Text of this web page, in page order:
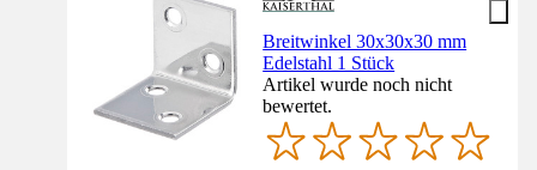
Breitwinkel 30x30x30 mm
Edelstahl 1 Stück
Artikel wurde noch nicht
bewertet.